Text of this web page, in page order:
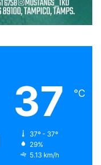
37 ℃
37º - 37º
29%
5.13 km/h